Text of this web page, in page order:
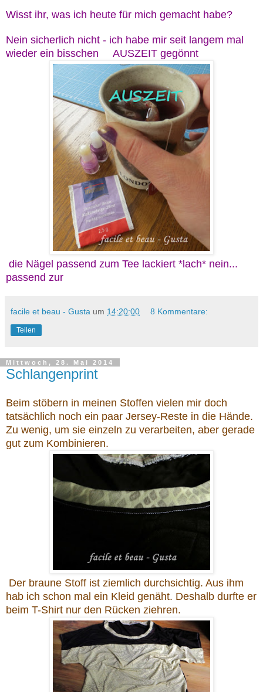
Wisst ihr, was ich heute für mich gemacht habe?
Nein sicherlich nicht - ich habe mir seit langem mal
wieder ein bisschen AUSZEIT gegönnt
die Nägel passend zum Tee lackiert *lach* nein...
passend zur
facile et beau - Gusta um 14:20:00 8 Kommentare:
Teilen
Mittwoch, 28. Mai 2014
Schlangenprint
Beim stöbern in meinen Stoffen vielen mir doch
tatsächlich noch ein paar Jersey-Reste in die Hände.
Zu wenig, um sie einzeln zu verarbeiten, aber gerade
gut zum Kombinieren.
Der braune Stoff ist ziemlich durchsichtig. Aus ihm
hab ich schon mal ein Kleid genäht. Deshalb durfte er
beim T-Shirt nur den Rücken ziehren.